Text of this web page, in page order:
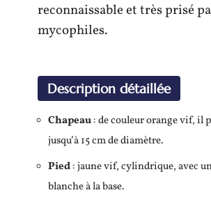
reconnaissable et très prisé
mycophiles.
Description détaillée
Chapeau: de couleur orange vif, il
jusqu’à 15 cm de diamètre.
Pied: jaune vif, cylindrique, avec
blanche à la base.